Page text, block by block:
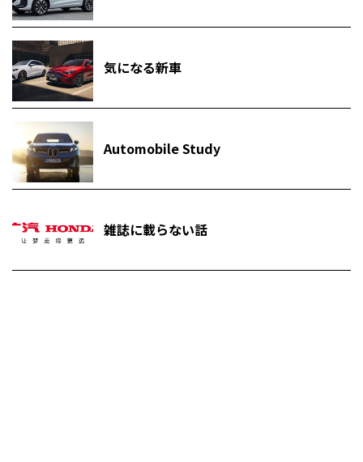
気になる新車
Automobile Study
雑誌に載らない話